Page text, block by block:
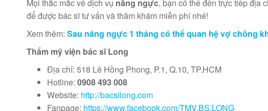
Mọi thắc mắc về dịch vụ nâng ngực, bạn có thể đến trực tiếp địa
để được bác sĩ tư vấn và thăm khám miễn phí nhé!
Xem thêm: Sau nâng ngực 1 tháng có thể quan hệ vợ chồng
Thẩm mỹ viện bác sĩ Long
Địa chỉ: 518 Lê Hồng Phong, P.1, Q.10, TP.HCM
Hotline: 0908 493 008
Website: http://bacsilong.com
Fanpage: https://www.facebook.com/TMV.BS.LONG